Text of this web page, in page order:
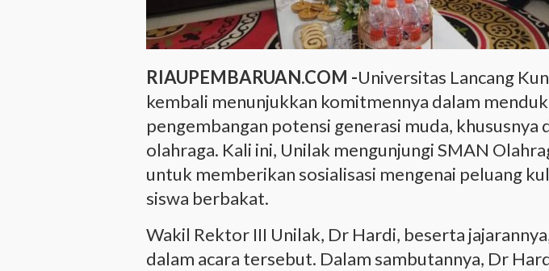
RIAUPEMBARUAN.COM -Universitas Lancang
kembali menunjukkan komitmennya dalam
pengembangan potensi generasi muda, khususnya
olahraga. Kali ini, Unilak mengunjungi SMAN
untuk memberikan sosialisasi mengenai peluang
siswa berbakat.
Wakil Rektor III Unilak, Dr Hardi, beserta
dalam acara tersebut. Dalam sambutannya, Dr